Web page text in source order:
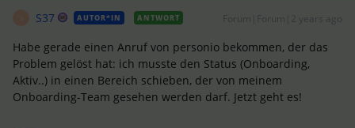
S37 AUTOR*IN ANTWORT
Habe gerade einen Anruf von personio bekommen, der das
Problem gelöst hat: ich musste den Status (Onboarding,
Aktiv..) in einen Bereich schieben, der von meinem
Onboarding-Team gesehen werden darf. Jetzt geht es!